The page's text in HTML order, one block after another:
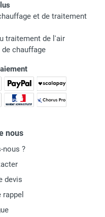
et de traitement
traitement de l'air
chauffage
nous
nous ?
devis
rappel